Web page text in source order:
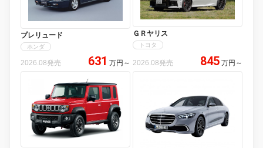
プレリュード
ホンダ
2026.08発売 631 万円 ～
ＧＲヤリス
トヨタ
2026.08発売 845 万円 ～